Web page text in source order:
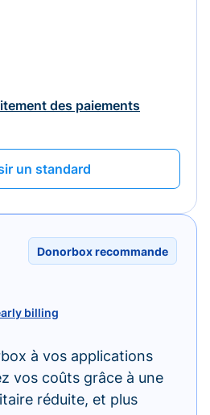
des paiements
un standard
Donorbox recommande
billing
à vos applications
vos coûts grâce à une
réduite, et plus